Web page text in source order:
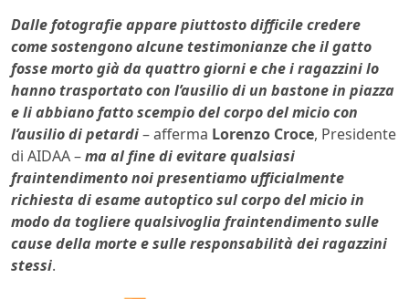
Dalle fotografie appare piuttosto difficile credere
come sostengono alcune testimonianze che il gatto
fosse morto già da quattro giorni e che i ragazzini lo
hanno trasportato con l’ausilio di un bastone in piazza
e li abbiano fatto scempio del corpo del micio con
l’ausilio di petardi– afferma Lorenzo Croce, Presidente
di AIDAA –ma al fine di evitare qualsiasi
fraintendimento noi presentiamo ufficialmente
richiesta di esame autoptico sul corpo del micio in
modo da togliere qualsivoglia fraintendimento sulle
cause della morte e sulle responsabilità dei ragazzini
stessi.